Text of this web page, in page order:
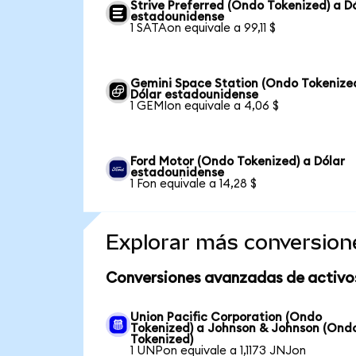
Strive Preferred (Ondo Tokenized) a
estadounidense
1 SATAon equivale a 99,11 $
Gemini Space Station (Ondo
Dólar estadounidense
1 GEMIon equivale a 4,06 $
Ford Motor (Ondo Tokenized) a Dólar
estadounidense
1 Fon equivale a 14,28 $
Explorar más
Conversiones avanzadas de
Union Pacific Corporation (Ondo
Tokenized) a Johnson & Johnson
Tokenized)
1 UNPon equivale a 1,1173 JNJon